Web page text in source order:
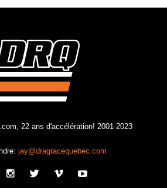
22 ans d'accélération! 2001-2023
jay@dragracequebec.com